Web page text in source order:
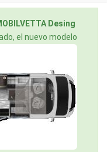
Desing
el nuevo modelo